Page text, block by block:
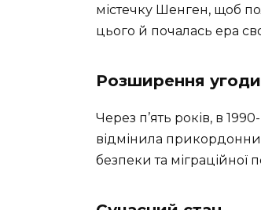
містечку Шенген, щоб
цього й почалась ера
Розширення угоди
Через п’ять років, в
відмінила
безпеки та міграційної